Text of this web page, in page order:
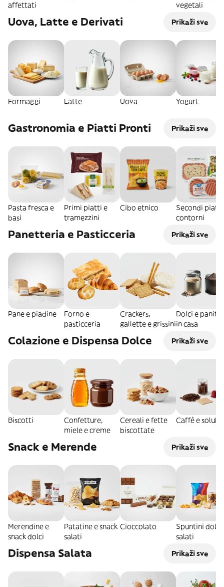
affettati
vegetali
Uova, Latte e Derivati Prikaži sve
Formaggi Latte Uova Yogurt
Gastronomia e Piatti Pronti Prikaži sve
Pasta fresca e
basi
Primi piatti e
tramezzini
Cibo etnico
Secondi piatti
contorni
Panetteria e Pasticceria Prikaži sve
Pane e piadine
Forno e
pasticceria
Crackers,
gallette e grissini
Dolci e
in casa
Colazione e Dispensa Dolce Prikaži sve
Biscotti
Confetture,
miele e creme
Cereali e fette
biscottate
Caffè e
Snack e Merende Prikaži sve
Merendine e
snack dolci
Patatine e snack
salati
Cioccolato
Spuntini dolci
salati
Dispensa Salata Prikaži sve